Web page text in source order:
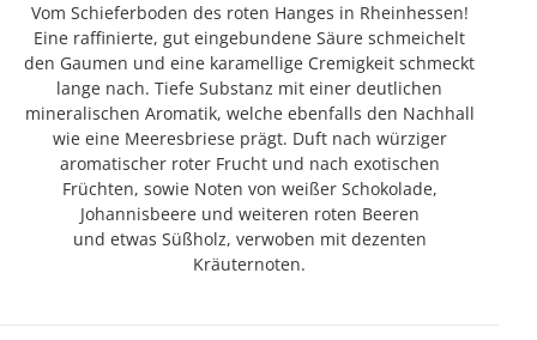
Vom Schieferboden des roten Hanges in Rheinhessen!
Eine raffinierte, gut eingebundene Säure schmeichelt
den Gaumen und eine karamellige Cremigkeit schmeckt
lange nach. Tiefe Substanz mit einer deutlichen
mineralischen Aromatik, welche ebenfalls den Nachhall
wie eine Meeresbriese prägt. Duft nach würziger
aromatischer roter Frucht und nach exotischen
Früchten, sowie Noten von weißer Schokolade,
Johannisbeere und weiteren roten Beeren
und etwas Süßholz, verwoben mit dezenten
Kräuternoten.